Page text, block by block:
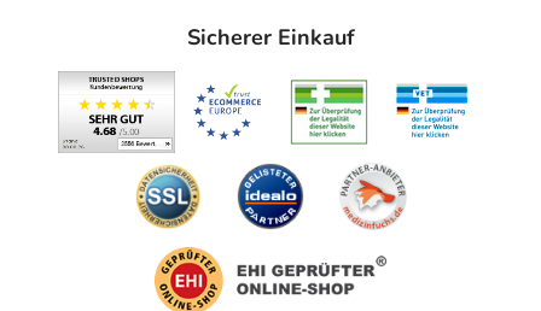
Sicherer Einkauf